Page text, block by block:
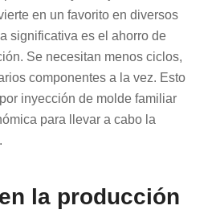
en un favorito en diversos
significativa es el ahorro de
Se necesitan menos ciclos,
componentes a la vez. Esto
inyección de molde familiar
para llevar a cabo la
la producción